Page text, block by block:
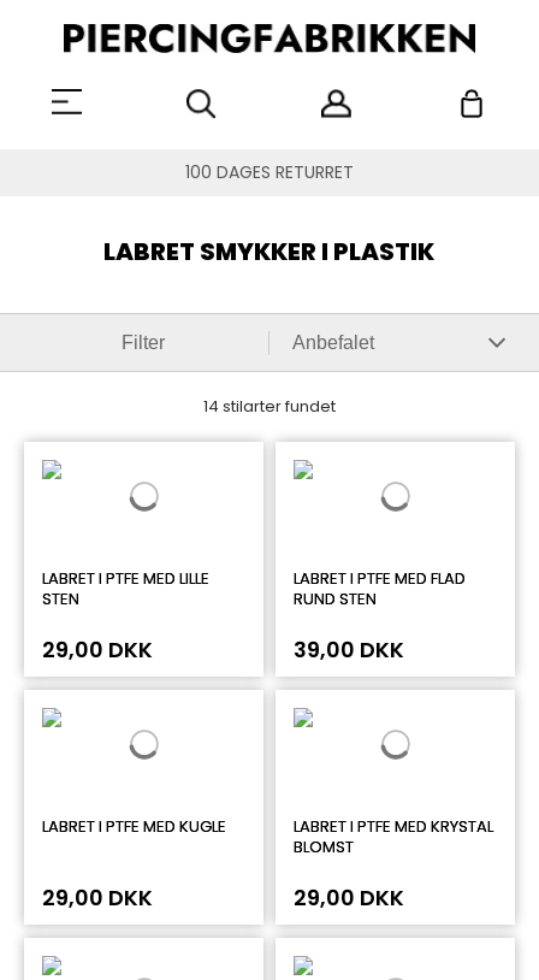
100 DAGES RETURRET
LABRET SMYKKER I PLASTIK
Filter
14 stilarter fundet
LABRET I PTFE MED LILLE
STEN
29,00 DKK
LABRET I PTFE MED FLAD
RUND STEN
39,00 DKK
LABRET I PTFE MED KUGLE
29,00 DKK
LABRET I PTFE MED KRYSTAL
BLOMST
29,00 DKK